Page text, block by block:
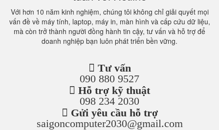
Với hơn 10 năm kinh nghiệm, chúng tôi không chỉ giải quyết mọi
vấn đề về máy tính, laptop, máy in, màn hình và cấp cứu dữ liệu,
mà còn trở thành người đồng hành tin cậy, tư vấn và hỗ trợ để
doanh nghiệp bạn luôn phát triển bền vững.
Tư vấn
090 880 9527
Hỗ trợ kỹ thuật
098 234 2030
Gửi yêu cầu hỗ trợ
saigoncomputer2030@gmail.com